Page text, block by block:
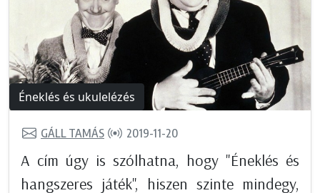
Éneklés és ukulelézés
GÁLL TAMÁS 2019-11-20
A cím úgy is szólhatna, hogy "Éneklés és
hangszeres játék", hiszen szinte mindegy,